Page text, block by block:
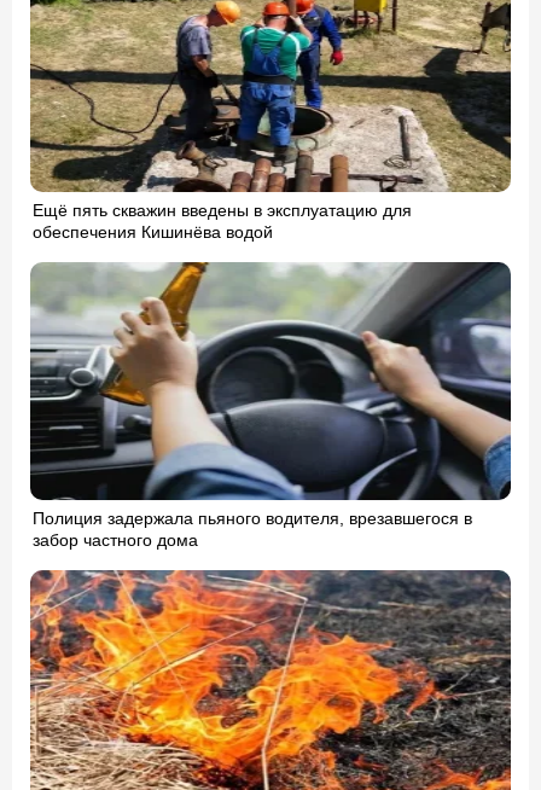
Ещё пять скважин введены в эксплуатацию для
обеспечения Кишинёва водой
Полиция задержала пьяного водителя, врезавшегося в
забор частного дома